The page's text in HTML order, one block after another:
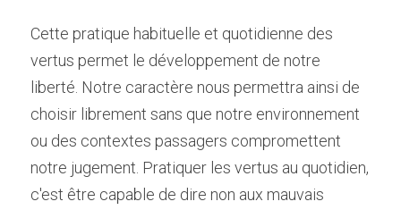
Cette pratique habituelle et quotidienne des
vertus permet le développement de notre
liberté. Notre caractère nous permettra ainsi de
choisir librement sans que notre environnement
ou des contextes passagers compromettent
notre jugement. Pratiquer les vertus au quotidien,
c'est être capable de dire non aux mauvais